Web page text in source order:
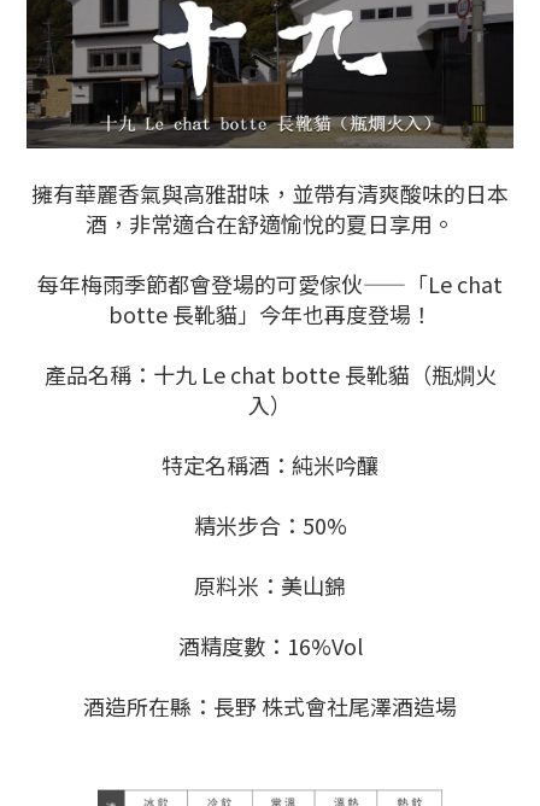
擁有華麗香氣與高雅甜味，並帶有清爽酸味的日本
酒，非常適合在舒適愉悅的夏日享用。
每年梅雨季節都會登場的可愛傢伙——「Le chat
botte 長靴貓」今年也再度登場！
產品名稱：十九 Le chat botte 長靴貓（瓶燗火
入）
特定名稱酒：純米吟釀
精米步合：50%
原料米：美山錦
酒精度數：16%Vol
酒造所在縣：長野 株式會社尾澤酒造場